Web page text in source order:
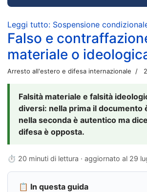
Leggi tutto: Sospensione
Falso e
materiale o
Arresto all'estero e difesa internazionale
Falsità materiale e falsità
diversi: nella prima il documento
nella seconda è autentico ma
difesa è opposta.
⏱ 20 minuti di lettura · aggiornato al 29
📋 In questa guida